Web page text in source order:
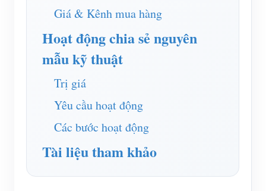
Hệ thống dự báo và mô phỏng năng lượng
Màn hình năng lượng hệ thống PV năng lượng mặt
trời
Cửa hàng
Tài nguyên
Khởi động nhanh sản phẩm
Cộng đồng
Nhà phát triển
Giá & Kênh mua hàng
Hoạt động chia sẻ nguyên
mẫu kỹ thuật
Trị giá
Yêu cầu hoạt động
Các bước hoạt động
Tài liệu tham khảo